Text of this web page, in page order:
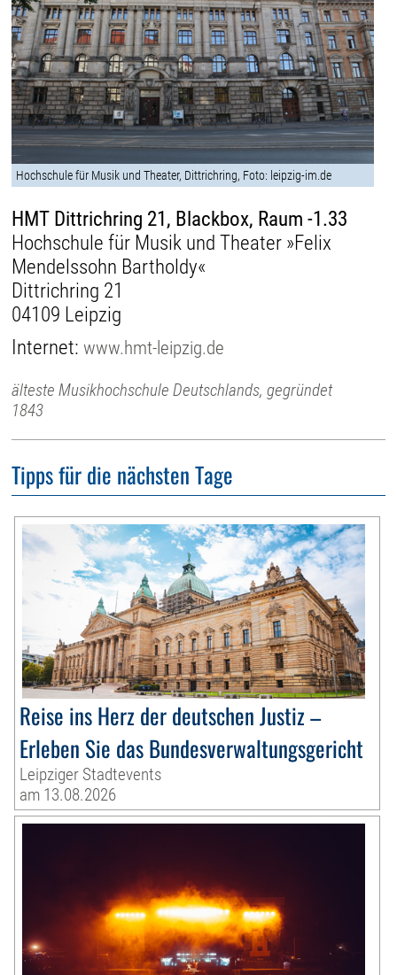
Hochschule für Musik und Theater, Dittrichring, Foto: leipzig-im.de
HMT Dittrichring 21, Blackbox, Raum -1.33
Hochschule für Musik und Theater »Felix
Mendelssohn Bartholdy«
Dittrichring 21
04109 Leipzig
Internet:www.hmt-leipzig.de
älteste Musikhochschule Deutschlands, gegründet
1843
Tipps für die nächsten Tage
Reise ins Herz der deutschen Justiz –
Erleben Sie das Bundesverwaltungsgericht
Leipziger Stadtevents
am 13.08.2026